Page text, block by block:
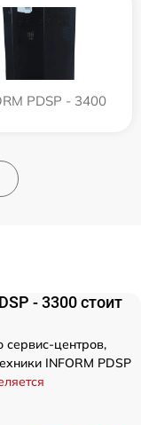
PDSP - 3400
- 3300 стоит
сервис-центров,
INFORM PDSP